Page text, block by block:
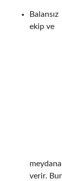
Balansız
ekip ve
verir.